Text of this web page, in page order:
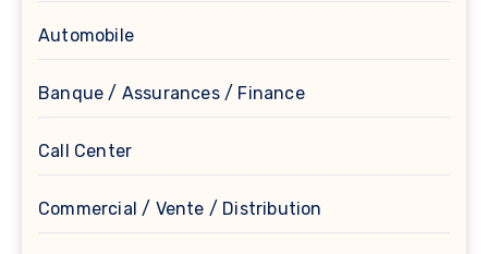
Automobile
Banque / Assurances / Finance
Call Center
Commercial / Vente / Distribution